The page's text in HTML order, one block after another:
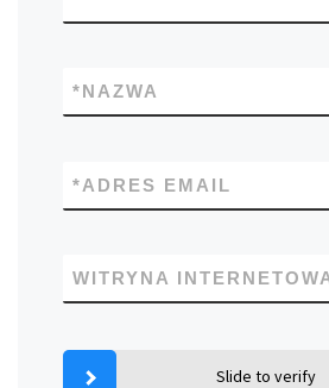
NAZWA
*
ADRES EMAIL
*
WITRYNA
Slide to verify